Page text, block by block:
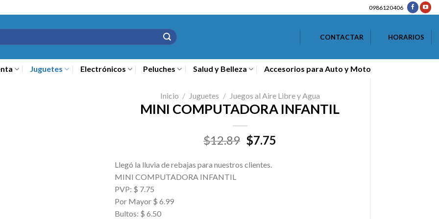
0986120406
CONTACTAR HORARIOS
Juguetes Electrónicos Peluches Salud y Belleza Accesorios para Auto y Moto
Inicio / Juguetes / Juegos al Aire Libre y Agua
MINI COMPUTADORA INFANTIL
$12.89 El
original
$7.75
Llegó la lluvia de rebajas para nuestros clientes.
MINI COMPUTADORA INFANTIL
PVP: $ 7.75
Por Mayor $ 6.99
Bultos: $ 6.50